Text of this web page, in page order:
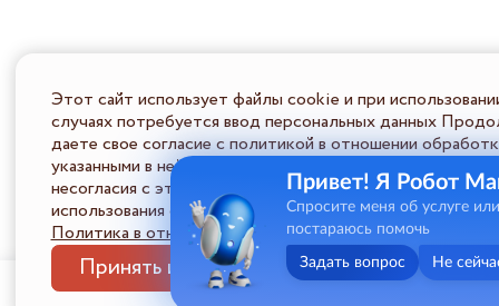
Этот сайт использует файлы cookie и при
случаях потребуется ввод персональных данных
даете свое согласие с политикой в отношении
указанными в ней условиями обработки персональной
несогласия с этими условиями Пользователь должен
использования сайта.
Политика в отношении обработки ПД
Принять и закрыть
Привет! Я Робот
Спросите меня об услуге
постараюсь помочь
Задать вопрос Не